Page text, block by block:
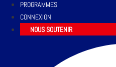
PROGRAMMES
CONNEXION
NOUS SOUTENIR